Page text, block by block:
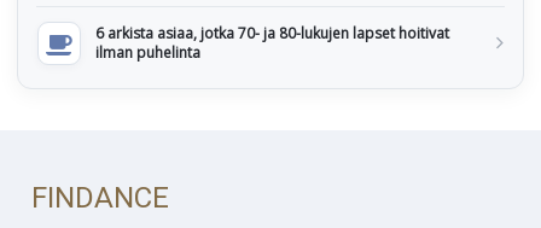
6 arkista asiaa, jotka 70- ja 80-lukujen lapset hoitivat
ilman puhelinta
FINDANCE